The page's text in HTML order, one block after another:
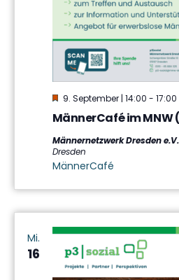
MännerCafé im MNW
Hervorgehoben
9. September | 14:00 - 17:00
Männernetzwerk Dresden e.V.
Dresden
MännerCafé
Mi.
16